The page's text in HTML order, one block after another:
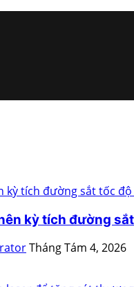
kỳ tích đường
Tháng Tám 4, 2026